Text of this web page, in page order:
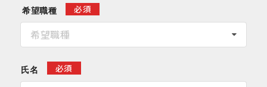
希望職種 必須
希望職種
氏名 必須